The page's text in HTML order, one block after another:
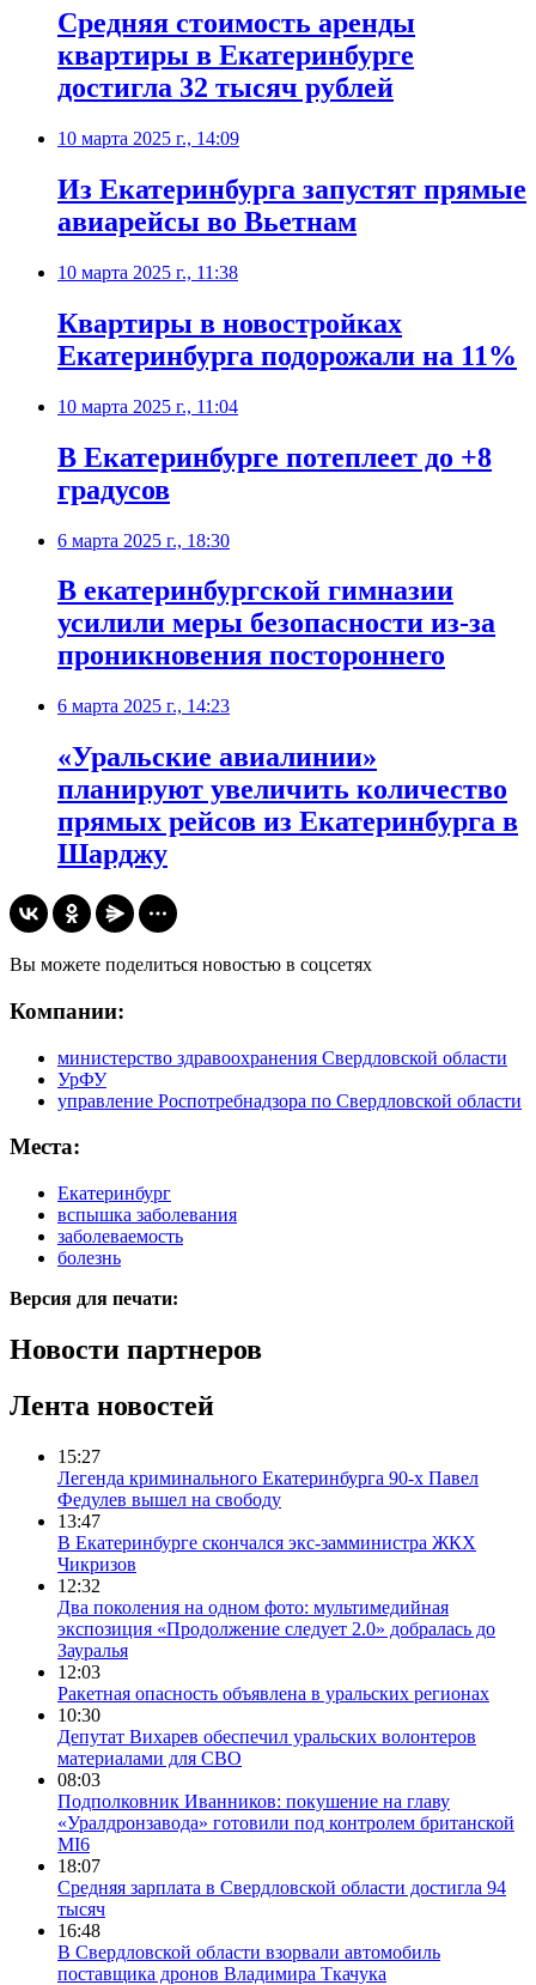
Средняя стоимость аренды
квартиры в Екатеринбурге
достигла 32 тысяч рублей
10 марта 2025 г., 14:09
Из Екатеринбурга запустят прямые
авиарейсы во Вьетнам
10 марта 2025 г., 11:38
Квартиры в новостройках
Екатеринбурга подорожали на 11%
10 марта 2025 г., 11:04
В Екатеринбурге потеплеет до +8
градусов
6 марта 2025 г., 18:30
В екатеринбургской гимназии
усилили меры безопасности из-за
проникновения постороннего
6 марта 2025 г., 14:23
«Уральские авиалинии»
планируют увеличить количество
прямых рейсов из Екатеринбурга в
Шарджу
Вы можете поделиться новостью в соцсетях
Компании:
министерство здравоохранения Свердловской области
УрФУ
управление Роспотребнадзора по Свердловской области
Места:
Екатеринбург
вспышка заболевания
заболеваемость
болезнь
Версия для печати:
Новости партнеров
Лента новостей
15:27
Легенда криминального Екатеринбурга 90-х Павел
Федулев вышел на свободу
13:47
В Екатеринбурге скончался экс-замминистра ЖКХ
Чикризов
12:32
Два поколения на одном фото: мультимедийная
экспозиция «Продолжение следует 2.0» добралась до
Зауралья
12:03
Ракетная опасность объявлена в уральских регионах
10:30
Депутат Вихарев обеспечил уральских волонтеров
материалами для СВО
08:03
Подполковник Иванников: покушение на главу
«Уралдронзавода» готовили под контролем британской
MI6
18:07
Средняя зарплата в Свердловской области достигла 94
тысяч
16:48
В Свердловской области взорвали автомобиль
поставщика дронов Владимира Ткачука